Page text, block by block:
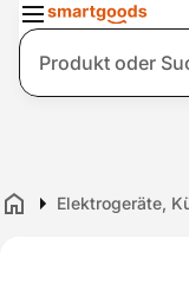
Suche
Home Elektrogeräte,